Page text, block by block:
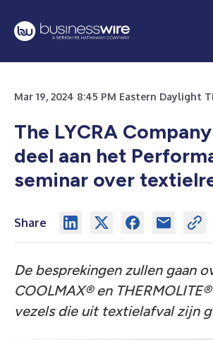
Mar 19, 2024 8:45 PM Eastern Daylight
The LYCRA
deel aan het
seminar over
Share
De besprekingen zullen gaan
COOLMAX® en
vezels die uit textielafval zijn